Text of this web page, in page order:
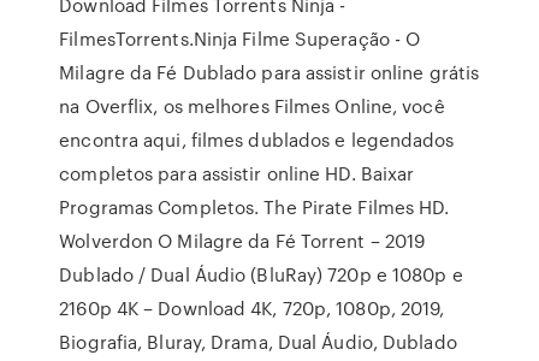
FilmesTorrents.Ninja Filme Superação - O
Milagre da Fé Dublado para assistir online grátis
na Overflix, os melhores Filmes Online, você
encontra aqui, filmes dublados e legendados
completos para assistir online HD. Baixar
Programas Completos. The Pirate Filmes HD.
Wolverdon O Milagre da Fé Torrent – 2019
Dublado / Dual Áudio (BluRay) 720p e 1080p e
2160p 4K – Download 4K, 720p, 1080p, 2019,
Biografia, Bluray, Drama, Dual Áudio, Dublado